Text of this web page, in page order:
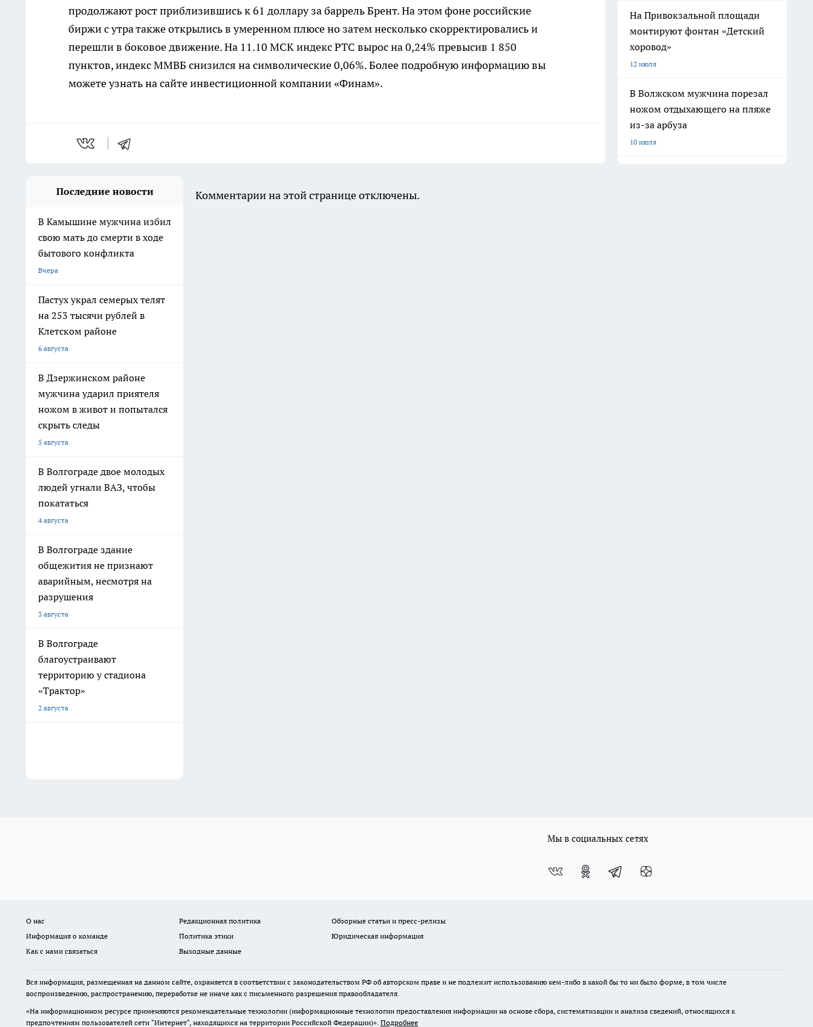
продолжают рост приблизившись к 61 доллару за баррель Брент. На этом фоне российские
биржи с утра также открылись в умеренном плюсе но затем несколько скорректировались и
перешли в боковое движение. На 11.10 МСК индекс РТС вырос на 0,24% превысив 1 850
пунктов, индекс ММВБ снизился на символические 0,06%. Более подробную информацию вы
можете узнать на сайте инвестиционной компании «Финам».
На Привокзальной площади
монтируют фонтан «Детский
хоровод»
12 июля
В Волжском мужчина порезал
ножом отдыхающего на пляже
из-за арбуза
10 июля
Последние новости
В Камышине мужчина избил
свою мать до смерти в ходе
бытового конфликта
Вчера
Пастух украл семерых телят
на 253 тысячи рублей в
Клетском районе
6 августа
В Дзержинском районе
мужчина ударил приятеля
ножом в живот и попытался
скрыть следы
5 августа
В Волгограде двое молодых
людей угнали ВАЗ, чтобы
покататься
4 августа
В Волгограде здание
общежития не признают
аварийным, несмотря на
разрушения
3 августа
В Волгограде
благоустраивают
территорию у стадиона
«Трактор»
2 августа
Комментарии на этой странице отключены.
Мы в социальных сетях
О нас Редакционная политика
Обзорные статьи и пресс-релизы
Информация о команде
Политика этики
Юридическая информация
Как с нами связаться
Выходные данные
Вся информация, размещенная на данном сайте, охраняется в соответствии с законодательством РФ об авторском праве и не подлежит использованию кем-либо в какой бы то ни было форме, в том числе
воспроизведению, распространению, переработке не иначе как с письменного разрешения правообладателя.
«На информационном ресурсе применяются рекомендательные технологии (информационные технологии предоставления информации на основе сбора, систематизации и анализа сведений, относящихся к
предпочтениям пользователей сети "Интернет", находящихся на территории Российской Федерации)». Подробнее